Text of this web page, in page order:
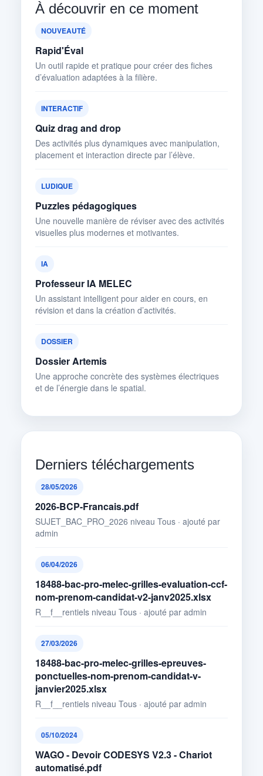
À découvrir en ce moment
NOUVEAUTÉ
Rapid'Éval
Un outil rapide et pratique pour créer des fiches
d’évaluation adaptées à la filière.
INTERACTIF
Quiz drag and drop
Des activités plus dynamiques avec manipulation,
placement et interaction directe par l’élève.
LUDIQUE
Puzzles pédagogiques
Une nouvelle manière de réviser avec des activités
visuelles plus modernes et motivantes.
IA
Professeur IA MELEC
Un assistant intelligent pour aider en cours, en
révision et dans la création d’activités.
DOSSIER
Dossier Artemis
Une approche concrète des systèmes électriques
et de l’énergie dans le spatial.
Derniers téléchargements
28/05/2026
2026-BCP-Francais.pdf
SUJET_BAC_PRO_2026 niveau Tous · ajouté par
admin
06/04/2026
18488-bac-pro-melec-grilles-evaluation-ccf-
nom-prenom-candidat-v2-janv2025.xlsx
R__f__rentiels niveau Tous · ajouté par admin
27/03/2026
18488-bac-pro-melec-grilles-epreuves-
ponctuelles-nom-prenom-candidat-v-
janvier2025.xlsx
R__f__rentiels niveau Tous · ajouté par admin
05/10/2024
WAGO - Devoir CODESYS V2.3 - Chariot
automatisé.pdf